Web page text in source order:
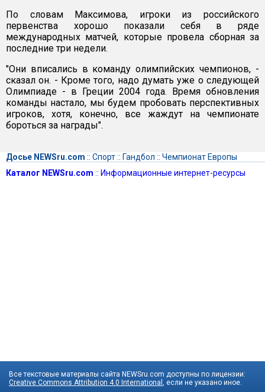
По словам Максимова, игроки из российского
первенства хорошо показали себя в ряде
международных матчей, которые провела сборная за
последние три недели.
"Они вписались в команду олимпийских чемпионов, -
сказал он. - Кроме того, надо думать уже о следующей
Олимпиаде - в Греции 2004 года. Время обновления
команды настало, мы будем пробовать перспективных
игроков, хотя, конечно, все жаждут на чемпионате
бороться за награды".
Досье NEWSru.com :: Спорт:: Гандбол :: Чемпионат Европы
Каталог NEWSru.com :: Информационные интернет-ресурсы
Все текстовые материалы сайта NEWSru.com доступны по лицензии:
Creative Commons Attribution 4.0 International
, если не указано иное.